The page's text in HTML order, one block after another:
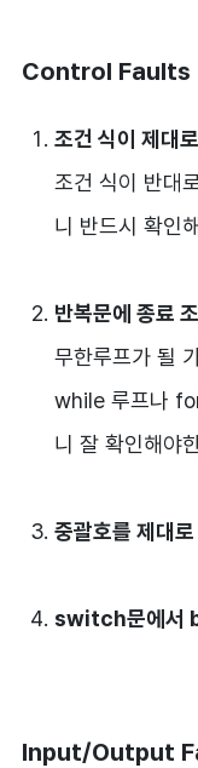
Control Faults
조건 식이 제대
조건 식이 반대
니 반드시 확인
반복문에 종료
무한루프가 될
while 루프나
니 잘 확인해야
중괄호를 제대
switch문에서
Input/Output